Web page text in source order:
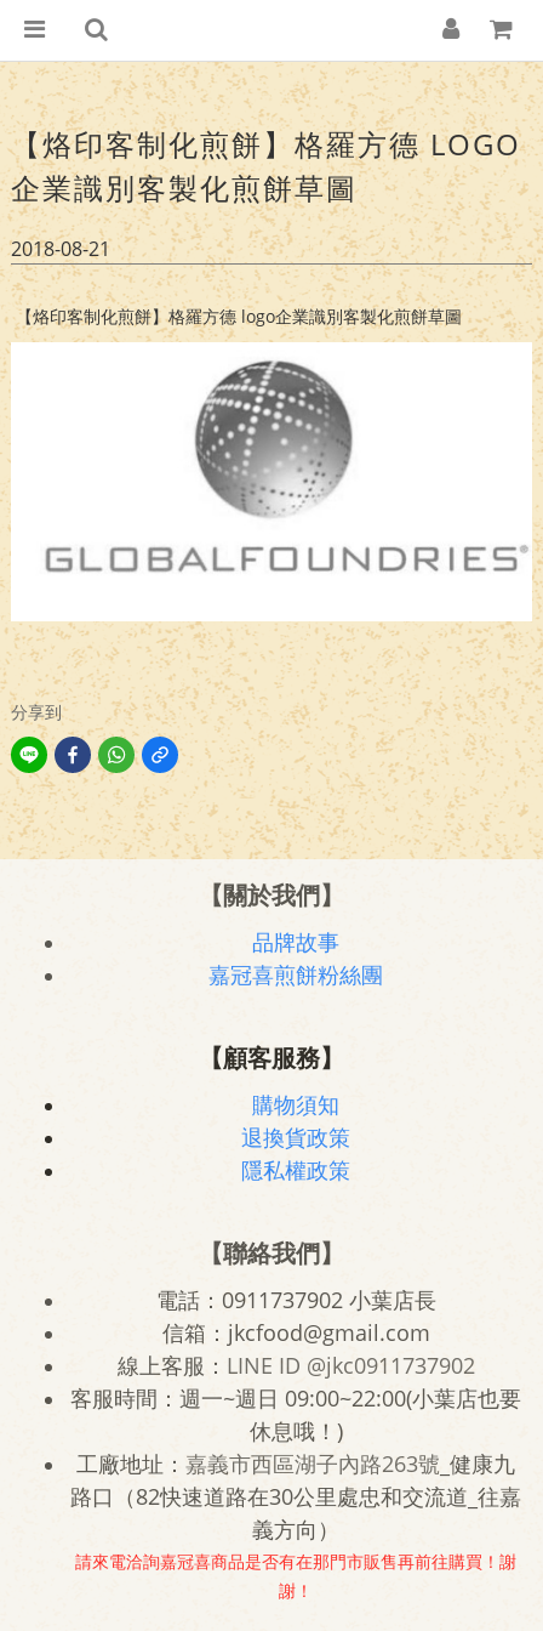
【烙印客制化煎餅】格羅方德 LOGO
企業識別客製化煎餅草圖 ​
2018-08-21
【烙印客制化煎餅】格羅方德 logo企業識別客製化煎餅草圖
分享到
【關於我們】
品牌故事
嘉冠喜煎餅粉絲團
【顧客服務】
購物須知
退換貨政策
隱私權政策
【聯絡我們】
電話：0911737902 小葉店長
信箱：jkcfood@gmail.com
線上客服： LINE ID @jkc0911737902
客服時間：週一~週日 09:00~22:00(小葉店也要
休息哦！)
工廠地址： 嘉義市西區湖子內路263號 _健康九
路口（82快速道路在30公里處忠和交流道_往嘉
義方向）
請來電洽詢嘉冠喜商品是否有在那門市販售再前往購買！謝
謝！